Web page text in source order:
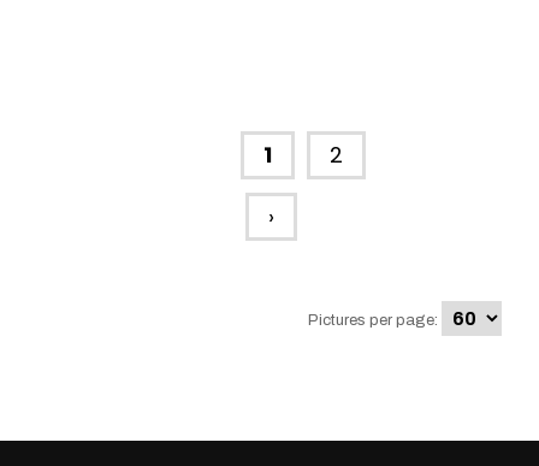
1 2
›
Pictures per page: